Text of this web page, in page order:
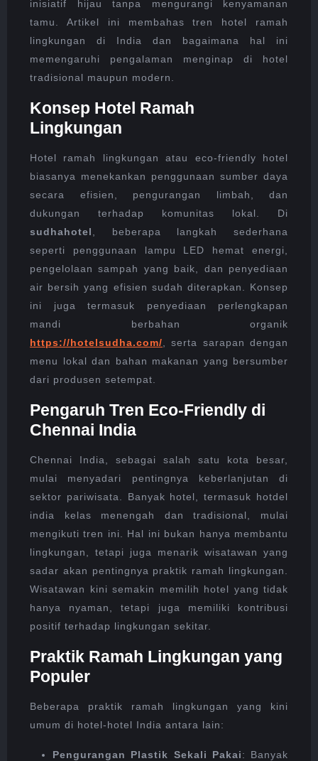
inisiatif hijau tanpa mengurangi kenyamanan
tamu. Artikel ini membahas tren hotel ramah
lingkungan di India dan bagaimana hal ini
memengaruhi pengalaman menginap di hotel
tradisional maupun modern.
Konsep Hotel Ramah
Lingkungan
Hotel ramah lingkungan atau eco-friendly hotel
biasanya menekankan penggunaan sumber daya
secara efisien, pengurangan limbah, dan
dukungan terhadap komunitas lokal. Di
sudhahotel
, beberapa langkah sederhana
seperti penggunaan lampu LED hemat energi,
pengelolaan sampah yang baik, dan penyediaan
air bersih yang efisien sudah diterapkan. Konsep
ini juga termasuk penyediaan perlengkapan
mandi berbahan organik
https://hotelsudha.com/ , serta sarapan dengan
menu lokal dan bahan makanan yang bersumber
dari produsen setempat.
Pengaruh Tren Eco-Friendly di
Chennai India
Chennai India, sebagai salah satu kota besar,
mulai menyadari pentingnya keberlanjutan di
sektor pariwisata. Banyak hotel, termasuk hotdel
india kelas menengah dan tradisional, mulai
mengikuti tren ini. Hal ini bukan hanya membantu
lingkungan, tetapi juga menarik wisatawan yang
sadar akan pentingnya praktik ramah lingkungan.
Wisatawan kini semakin memilih hotel yang tidak
hanya nyaman, tetapi juga memiliki kontribusi
positif terhadap lingkungan sekitar.
Praktik Ramah Lingkungan yang
Populer
Beberapa praktik ramah lingkungan yang kini
umum di hotel-hotel India antara lain:
Pengurangan Plastik Sekali Pakai: Banyak